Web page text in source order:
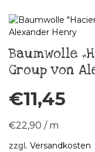
Baumwolle
Group von
€11,45
€22,90 / m
zzgl. Versandkosten